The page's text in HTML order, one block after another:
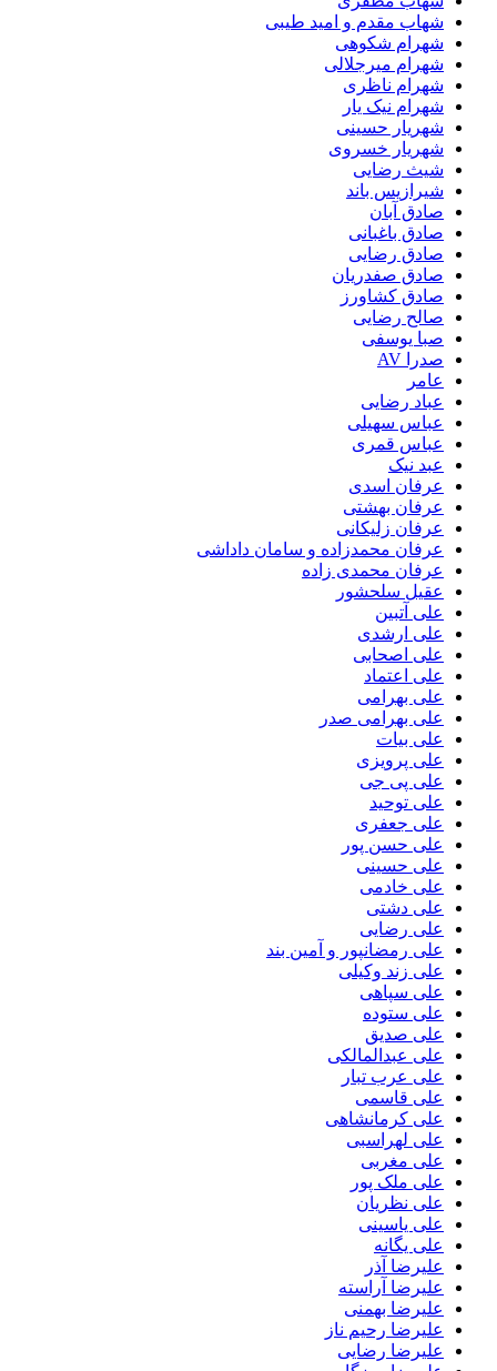
شهاب مقدم و امید طیبی
شهرام شکوهی
شهرام میرجلالی
شهرام ناظری
شهرام نیک یار
شهریار حسینی
شهریار خسروی
شیث رضایی
شیرازیس باند
صادق آبان
صادق باغبانی
صادق رضایی
صادق صفدریان
صادق کشاورز
صالح رضایی
صبا یوسفی
صدرا AV
عامر
عباد رضایی
عباس سهیلی
عباس قمری
عبد نیک
عرفان اسدی
عرفان بهشتی
عرفان زلیکانی
عرفان محمدزاده و سامان داداشی
عرفان محمدی زاده
عقیل سلحشور
علی آتبین
علی ارشدی
علی اصحابی
علی اعتماد
علی بهرامی
علی بهرامی صدر
علی بیات
علی پرویزی
علی پی جی
علی توحید
علی جعفری
علی حسن پور
علی حسینی
علی خادمی
علی دشتی
علی رضایی
علی رمضانپور و آمین بند
علی زند وکیلی
علی سپاهی
علی ستوده
علی صدیق
علی عبدالمالکی
علی عرب تبار
علی قاسمی
علی کرمانشاهی
علی لهراسبی
علی مغربی
علی ملک پور
علی نظریان
علی یاسینی
علی یگانه
علیرضا آذر
علیرضا آراسته
علیرضا بهمنی
علیرضا رحیم ناز
علیرضا رضایی